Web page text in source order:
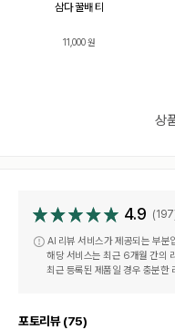
삼다 꿀배 티
11,000원
상
4.9
AI 리뷰 서비스가 제공되는 부분
해당 서비스는 최근 6개월 간의
최근 등록된 제품일 경우 충분한
포토리뷰 (75)